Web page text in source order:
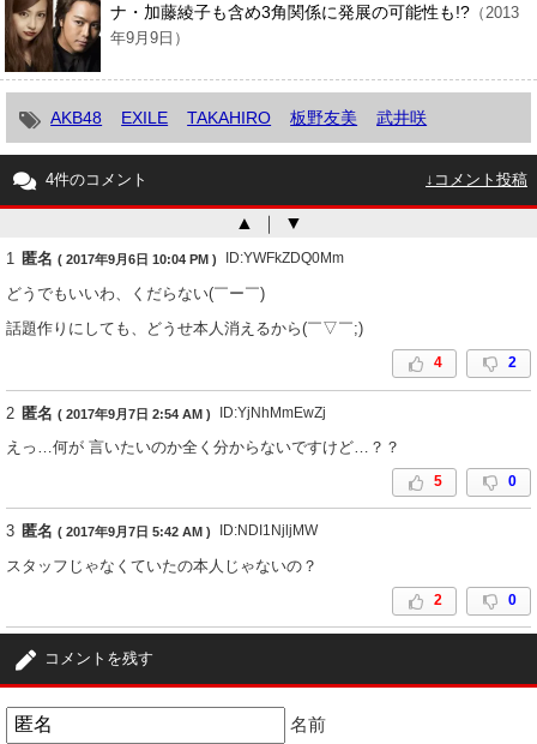
ナ・加藤綾子も含め3角関係に発展の可能性も!? （2013
年9月9日）
AKB48 EXILE TAKAHIRO 板野友美 武井咲
4件のコメント ↓コメント投稿
▲ ｜ ▼
1 匿名 ( 2017年9月6日 10:04 PM ) ID:YWFkZDQ0Mm
どうでもいいわ、くだらない(￣ー￣)
話題作りにしても、どうせ本人消えるから(￣▽￣;)
4 2
2 匿名 ( 2017年9月7日 2:54 AM ) ID:YjNhMmEwZj
えっ…何が 言いたいのか全く分からないですけど…？？
5 0
3 匿名 ( 2017年9月7日 5:42 AM ) ID:NDI1NjljMW
スタッフじゃなくていたの本人じゃないの？
2 0
匿名 ( 2017年9月12日 12:17 PM )
これも話題作りだったら、あざといワ┐(‘～`;)┌
コメントを残す
名前